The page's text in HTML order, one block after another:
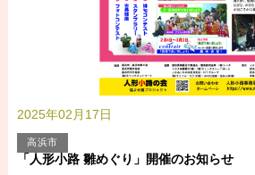
2025年02月17日
高浜市
「人形小路 雛めぐり」開催のお知らせ